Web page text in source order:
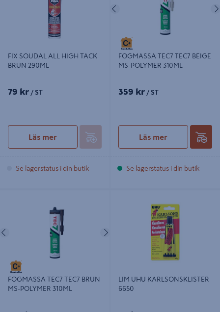
FIX SOUDAL ALL HIGH TACK
BRUN 290ML
79 kr / ST
Läs mer
Se lagerstatus i din butik
FOGMASSA TEC7 TEC7 BEIGE
MS-POLYMER 310ML
359 kr / ST
Läs mer
Se lagerstatus i din butik
FOGMASSA TEC7 TEC7 BRUN
MS-POLYMER 310ML
LIM UHU KARLSONSKLISTER
6650